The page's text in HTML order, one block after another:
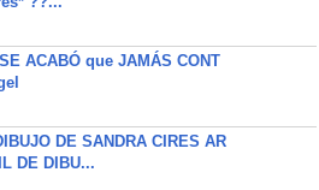
ACABÓ que JAMÁS CONT
DE SANDRA CIRES AR
DE DIBU...